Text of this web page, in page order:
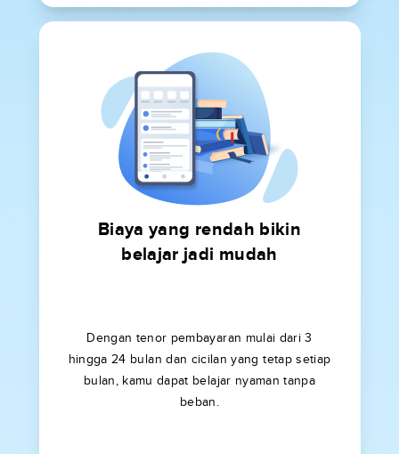
Biaya yang rendah bikin
belajar jadi mudah
Dengan tenor pembayaran mulai dari 3
hingga 24 bulan dan cicilan yang tetap setiap
bulan, kamu dapat belajar nyaman tanpa
beban.